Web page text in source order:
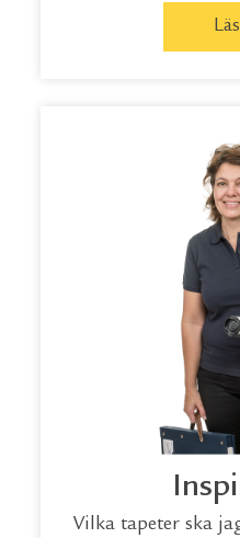
Vilka tapeter ska